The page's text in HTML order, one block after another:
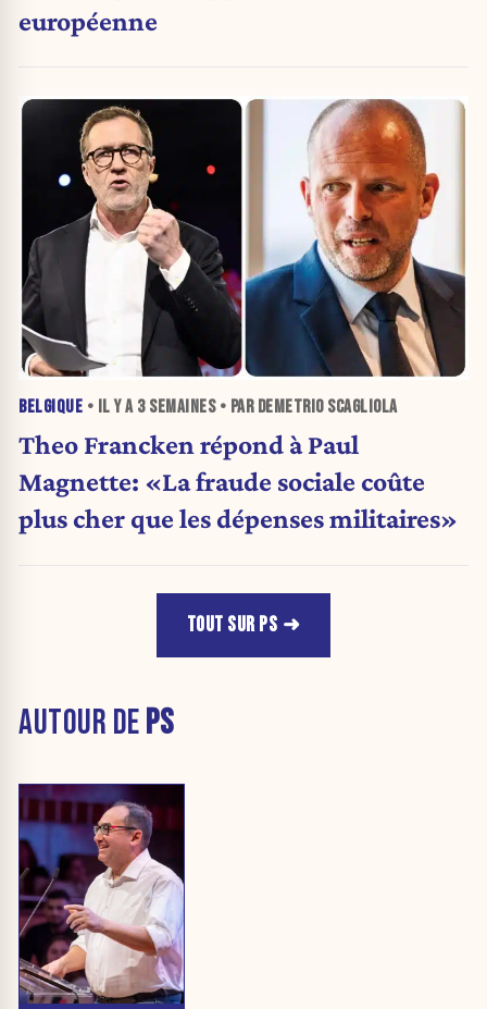
européenne
BELGIQUE • IL Y A 3 SEMAINES• PAR DEMETRIO SCAGLIOLA
Theo Francken répond à Paul
Magnette: «La fraude sociale coûte
plus cher que les dépenses militaires»
TOUT SUR PS
AUTOUR DEPS